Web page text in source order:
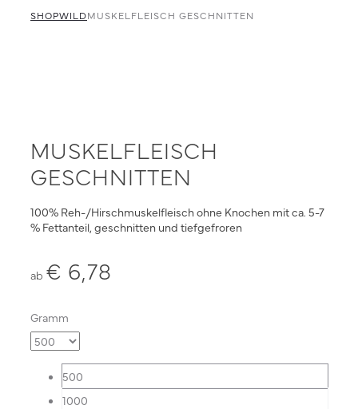
Innereien
faschiert
SHOPWILDMUSKELFLEISCH GESCHNITTEN
MUSKELFLEISCH
GESCHNITTEN
100% Reh-/Hirschmuskelfleisch ohne Knochen mit ca. 5-7
% Fettanteil, geschnitten und tiefgefroren
ab € 6,78
Gramm
500
1000